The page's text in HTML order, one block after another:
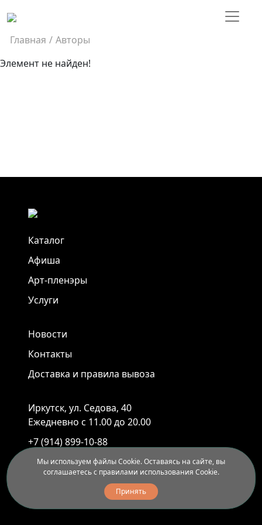
Главная / Авторы
Элемент не найден!
Каталог
Афиша
Арт-пленэры
Услуги
Новости
Контакты
Доставка и правила вывоза
Иркутск, ул. Седова, 40
Ежедневно с 11.00 до 20.00
+7 (914) 899-10-88
+7 (3952) 55-45-95
Мы используем файлы Cookie. Оставаясь на сайте, вы
соглашаетесь с правилами использования Cookie.
Принять